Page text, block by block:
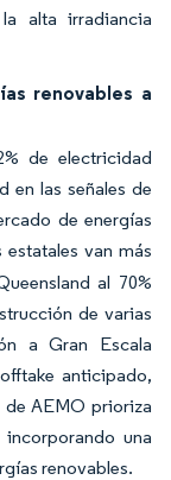
alta irradiancia
renovables a
de electricidad
en las señales de
de energías
van más
al 70%
de varias
a Gran Escala
anticipado,
de AEMO prioriza
una
renovables.